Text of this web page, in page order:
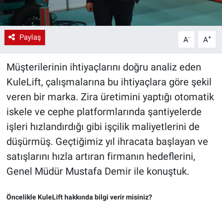
Paylaş A- A+
Müşterilerinin ihtiyaçlarını doğru analiz eden
KuleLift, çalışmalarına bu ihtiyaçlara göre şekil
veren bir marka. Zira üretimini yaptığı otomatik
iskele ve cephe platformlarında şantiyelerde
işleri hızlandırdığı gibi işçilik maliyetlerini de
düşürmüş. Geçtiğimiz yıl ihracata başlayan ve
satışlarını hızla artıran firmanın hedeflerini,
Genel Müdür Mustafa Demir ile konuştuk.
Öncelikle KuleLift hakkında bilgi verir misiniz?